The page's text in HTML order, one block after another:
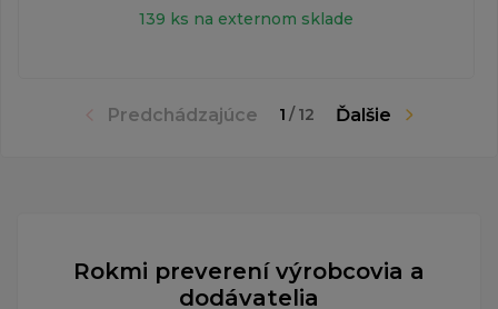
Predchádzajúce 1 / 12 Ďalšie
139 ks na externom sklade
Rokmi preverení výrobcovia a
dodávatelia